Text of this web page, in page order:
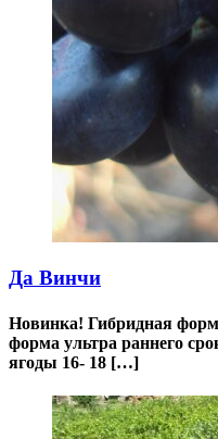
Да Винчи
Новинка! Гибридная
форма ультра раннего
ягоды 16- 18 […]